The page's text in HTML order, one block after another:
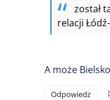
został
relacji
A może
Odpowiedz